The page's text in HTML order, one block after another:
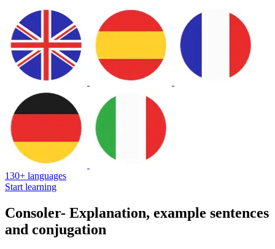
130+ languages
Start learning
Consoler- Explanation, example sentences
and conjugation